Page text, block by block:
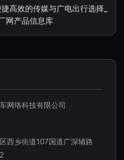
高效的传媒与广电出行选择_
网产品信息库
网络科技有限公司
西乡街道107国道广深辅路